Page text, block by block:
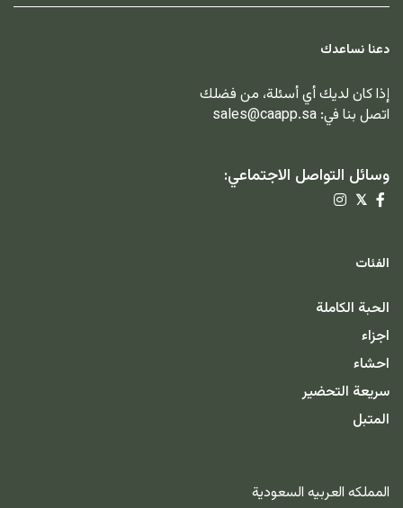
دعنا نساعدك
إذا كان لديك أي أسئلة، من فضلك
اتصل بنا في: sales@caapp.sa
وسائل التواصل الاجتماعي:
𝕏
الفئات
الحبة الكاملة
اجزاء
احشاء
سريعة التحضير
المتبل
المملكه العربيه السعودية